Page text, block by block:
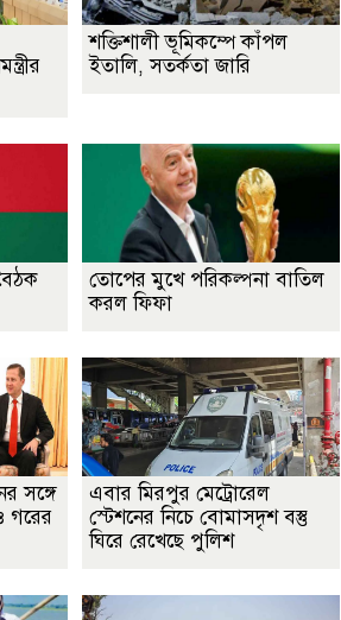
শক্তিশালী ভূমিকম্পে কাঁপল
ইতালি, সতর্কতা জারি
তোপের মুখে পরিকল্পনা বাতিল
করল ফিফা
সঙ্গে
গরের
এবার মিরপুর মেট্রোরেল
স্টেশনের নিচে বোমাসদৃশ বস্তু
ঘিরে রেখেছে পুলিশ